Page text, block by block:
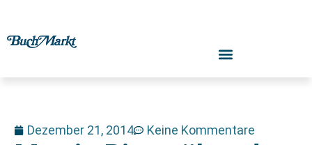
Dezember 21, 2014 Keine Kommentare